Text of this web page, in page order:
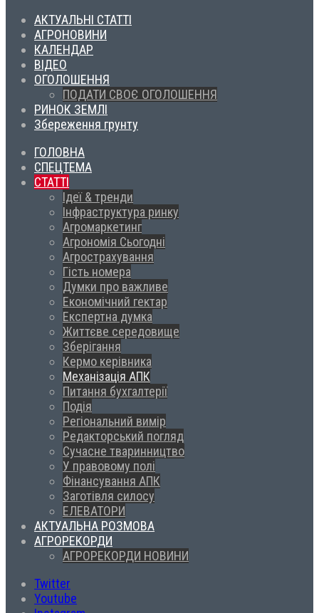
АКТУАЛЬНІ СТАТТІ
АГРОНОВИНИ
КАЛЕНДАР
ВІДЕО
ОГОЛОШЕННЯ
ПОДАТИ СВОЄ ОГОЛОШЕННЯ
РИНОК ЗЕМЛІ
Збереження грунту
ГОЛОВНА
СПЕЦТЕМА
СТАТТІ
Ідеї & тренди
Інфраструктура ринку
Агромаркетинг
Агрономія Сьогодні
Агрострахування
Гість номера
Думки про важливе
Економічний гектар
Експертна думка
Життєве середовище
Зберігання
Кермо керівника
Механізація АПК
Питання бухгалтерії
Подія
Регіональний вимір
Редакторський погляд
Сучасне тваринництво
У правовому полі
Фінансування АПК
Заготівля силосу
ЕЛЕВАТОРИ
АКТУАЛЬНА РОЗМОВА
АГРОРЕКОРДИ
АГРОРЕКОРДИ НОВИНИ
Twitter
Youtube